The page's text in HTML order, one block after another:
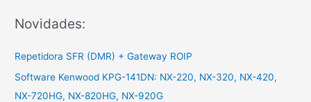
Novidades:
Repetidora SFR (DMR) + Gateway ROIP
Software Kenwood KPG-141DN: NX-220, NX-320, NX-420,
NX-720HG, NX-820HG, NX-920G